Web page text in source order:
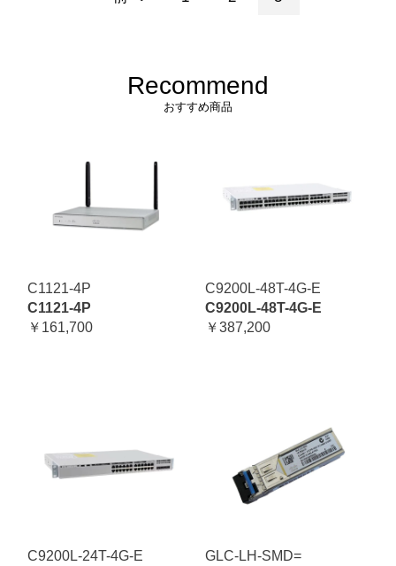
Recommend
おすすめ商品
C1121-4P
C1121-4P
￥161,700
C9200L-48T-4G-E
C9200L-48T-4G-E
￥387,200
C9200L-24T-4G-E
GLC-LH-SMD=